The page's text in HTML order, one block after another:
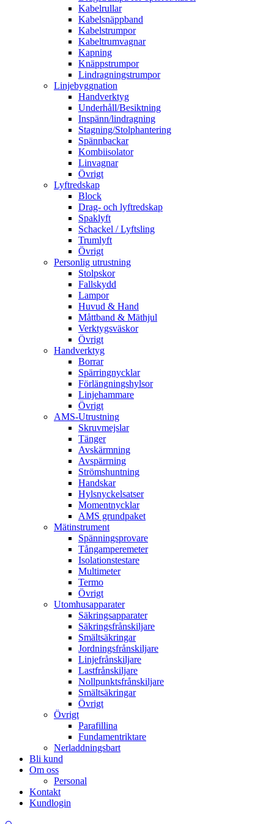
Kabelrullar
Kabelsnäppband
Kabelstrumpor
Kabeltrumvagnar
Kapning
Knäppstrumpor
Lindragningstrumpor
Linjebyggnation
Handverktyg
Underhåll/Besiktning
Inspänn/lindragning
Stagning/Stolphantering
Spännbackar
Kombiisolator
Linvagnar
Övrigt
Lyftredskap
Block
Drag- och lyftredskap
Spaklyft
Schackel / Lyftsling
Trumlyft
Övrigt
Personlig utrustning
Stolpskor
Fallskydd
Lampor
Huvud & Hand
Måttband & Mäthjul
Verktygsväskor
Övrigt
Handverktyg
Borrar
Spärringnycklar
Förlängningshylsor
Linjehammare
Övrigt
AMS-Utrustning
Skruvmejslar
Tänger
Avskärmning
Avspärrning
Strömshuntning
Handskar
Hylsnyckelsatser
Momentnycklar
AMS grundpaket
Mätinstrument
Spänningsprovare
Tångamperemeter
Isolationstestare
Multimeter
Termo
Övrigt
Utomhusapparater
Säkringsapparater
Säkringsfrånskiljare
Smältsäkringar
Jordningsfrånskiljare
Linjefrånskiljare
Lastfrånskiljare
Nollpunktsfrånskiljare
Smältsäkringar
Övrigt
Övrigt
Parafillina
Fundamentriktare
Nerladdningsbart
Bli kund
Om oss
Personal
Kontakt
Kundlogin